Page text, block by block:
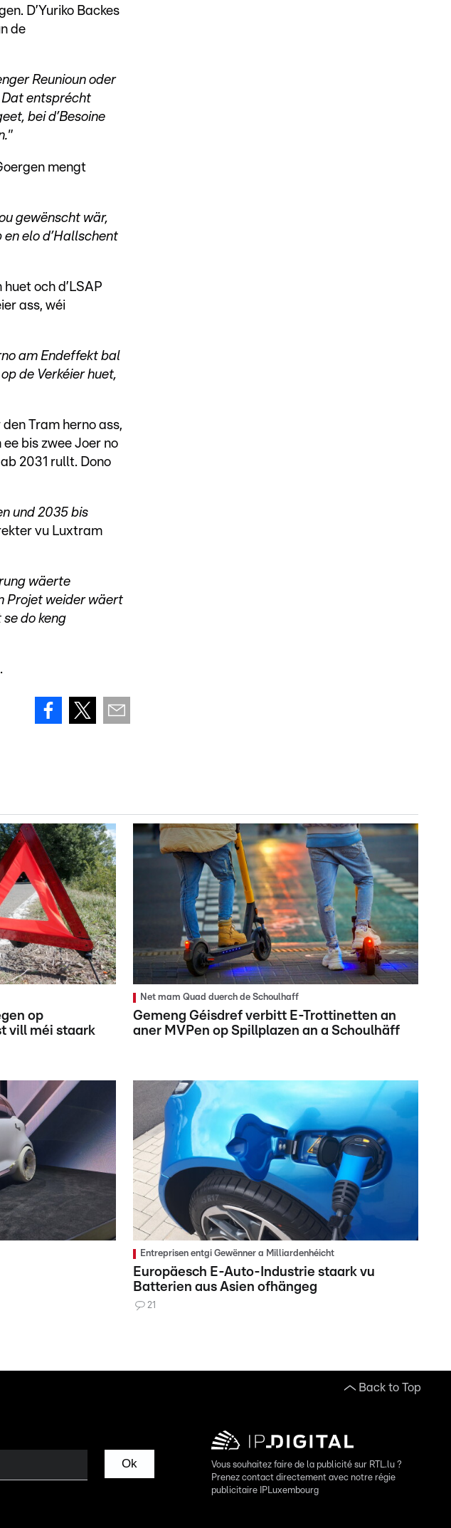
D’Yuriko Backes
de
Reunioun oder
Dat entsprécht
bei d’Besoine
mengt
gewënscht wär,
elo d’Hallschent
och d’LSAP
ass, wéi
am Endeffekt bal
de Verkéier huet,
Tram herno ass,
bis zwee Joer no
2031 rullt. Dono
und 2035 bis
vu Luxtram
wäerte
Projet weider wäert
do keng
op
vill méi staark
Net mam Quad duerch de Schoulhaff
Gemeng Géisdref verbitt E-Trottinetten an
aner MVPen op Spillplazen an a Schoulhäff
Entreprisen entgi Gewënner a Milliardenhéicht
Europäesch E-Auto-Industrie staark vu
Batterien aus Asien ofhängeg
21
Back to Top
Ok
Vous souhaitez faire de la publicité sur RTL.lu ?
Prenez contact directement avec notre régie
publicitaire IPLuxembourg